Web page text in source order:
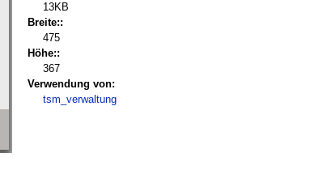
13KB
Breite::
475
Höhe::
367
Verwendung von:
tsm_verwaltung